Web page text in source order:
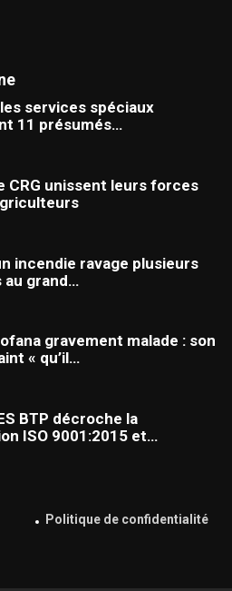
services spéciaux
11 présumés…
CRG unissent leurs forces
incendie ravage plusieurs
au grand…
gravement malade : son
« qu’il…
BTP décroche la
ISO 9001:2015 et…
Politique de confidentialité